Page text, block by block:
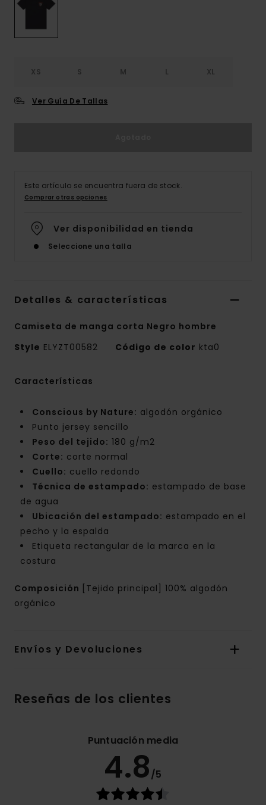
XS S M L XL
Ver Guía De Tallas
Este artículo se encuentra fuera de stock.
Comprar otras opciones
Ver disponibilidad en tienda
Seleccione una talla
Detalles & características
Camiseta de manga corta Negro hombre
Style ELYZT00582 Código de color kta0
Características
Conscious by Nature: algodón orgánico
Punto jersey sencillo
Peso del tejido: 180 g/m2
Corte: corte normal
Cuello: cuello redondo
Técnica de estampado: estampado de base
de agua
Ubicación del estampado: estampado en el
pecho y la espalda
Etiqueta rectangular de la marca en la
costura
Composición
[Tejido principal] 100% algodón
orgánico
Envíos y Devoluciones
Reseñas de los clientes
Puntuación media
4.8/5